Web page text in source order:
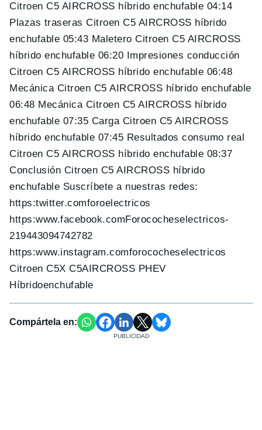
Citroen C5 AIRCROSS híbrido enchufable 04:14
Plazas traseras Citroen C5 AIRCROSS híbrido
enchufable 05:43 Maletero Citroen C5 AIRCROSS
híbrido enchufable 06:20 Impresiones conducción
Citroen C5 AIRCROSS híbrido enchufable 06:48
Mecánica Citroen C5 AIRCROSS híbrido enchufable
06:48 Mecánica Citroen C5 AIRCROSS híbrido
enchufable 07:35 Carga Citroen C5 AIRCROSS
híbrido enchufable 07:45 Resultados consumo real
Citroen C5 AIRCROSS híbrido enchufable 08:37
Conclusión Citroen C5 AIRCROSS híbrido
enchufable Suscríbete a nuestras redes:
https:twitter.comforoelectricos
https:www.facebook.comForococheselectricos-
219443094742782
https:www.instagram.comforococheselectricos
Citroen C5X C5AIRCROSS PHEV
Híbridoenchufable
Compártela en: